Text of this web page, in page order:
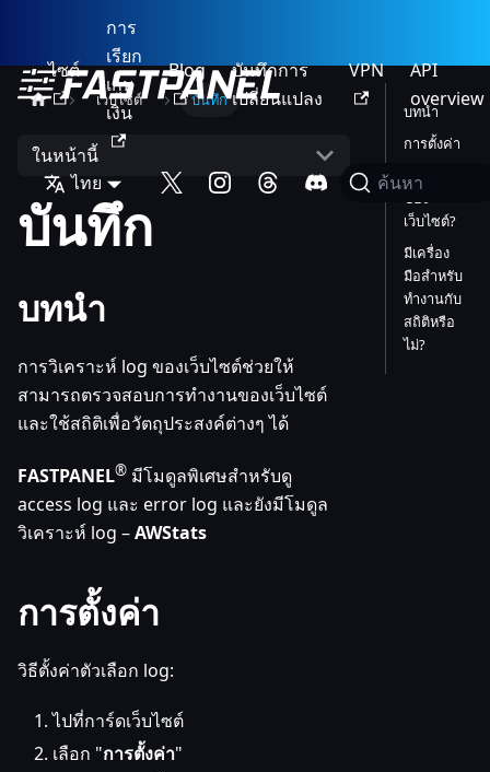
ไซต์
การ
เรียก
เก็บ
เงิน
Blog
บันทึกการ
เปลี่ยนแปลง
VPN
API
overview
ไทย ค้นหา
เว็บไซต์ บันทึก
ในหน้านี้
บันทึก
บทนำ
การวิเคราะห์ log ของเว็บไซต์ช่วยให้
สามารถตรวจสอบการทำงานของเว็บไซต์
และใช้สถิติเพื่อวัตถุประสงค์ต่างๆ ได้
FASTPANEL® มีโมดูลพิเศษสำหรับดู
access log และ error log และยังมีโมดูล
วิเคราะห์ log –AWStats
การตั้งค่า
วิธีตั้งค่าตัวเลือก log:
ไปที่การ์ดเว็บไซต์
เลือก "การตั้งค่า"
บทนำ
การตั้งค่า
วิธีดู log
ของ
เว็บไซต์?
มีเครื่อง
มือสำหรับ
ทำงานกับ
สถิติหรือ
ไม่?